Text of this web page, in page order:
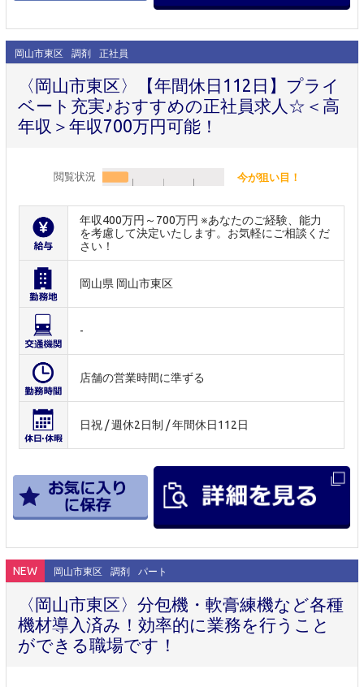
岡山市東区 調剤 正社員
〈岡山市東区〉【年間休日112日】プライ
ベート充実♪おすすめの正社員求人☆＜高
年収＞年収700万円可能！
閲覧状況 今が狙い目！
年収400万円～700万円 ※あなたのご経験、能力
を考慮して決定いたします。お気軽にご相談くだ
さい！
岡山県 岡山市東区
-
店舗の営業時間に準ずる
日祝 / 週休2日制 / 年間休日112日
NEW 岡山市東区 調剤 パート
〈岡山市東区〉分包機・軟膏練機など各種
機材導入済み！効率的に業務を行うこと
ができる職場です！